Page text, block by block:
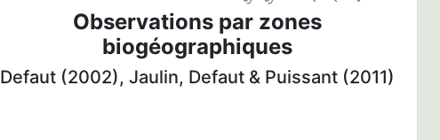
Observations par zones
biogéographiques
Defaut (2002), Jaulin, Defaut & Puissant (2011)